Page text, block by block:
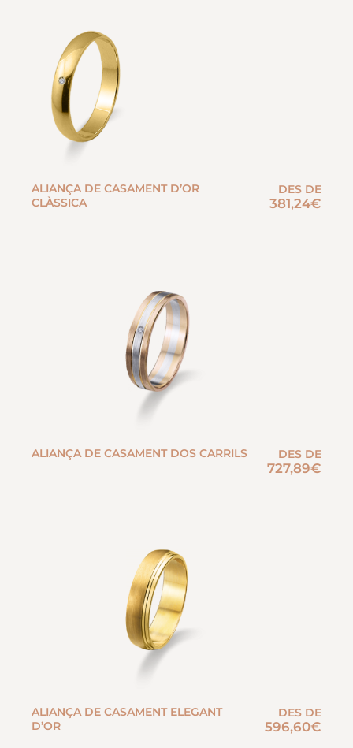
ALIANÇA DE CASAMENT D’OR
CLÀSSICA
DES DE
381,24€
ALIANÇA DE CASAMENT DOS CARRILS DES DE
727,89€
ALIANÇA DE CASAMENT ELEGANT
D’OR
DES DE
596,60€